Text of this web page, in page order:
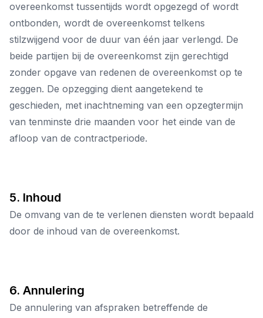
overeenkomst tussentijds wordt opgezegd of wordt
ontbonden, wordt de overeenkomst telkens
stilzwijgend voor de duur van één jaar verlengd. De
beide partijen bij de overeenkomst zijn gerechtigd
zonder opgave van redenen de overeenkomst op te
zeggen. De opzegging dient aangetekend te
geschieden, met inachtneming van een opzegtermijn
van tenminste drie maanden voor het einde van de
afloop van de contractperiode.
5. Inhoud
De omvang van de te verlenen diensten wordt bepaald
door de inhoud van de overeenkomst.
6. Annulering
De annulering van afspraken betreffende de